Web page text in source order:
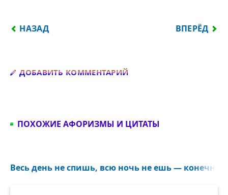
ПРЕДЫДУЩИЙ: КОРОЛИ ЗНАЮТ О ДЕЛАХ
НАЗАД ВПЕРЁД
ДОБАВИТЬ КОММЕНТАРИЙ
ПОХОЖИЕ АФОРИЗМЫ И ЦИТАТЫ
Весь день не спишь, всю ночь не ешь — конечно,